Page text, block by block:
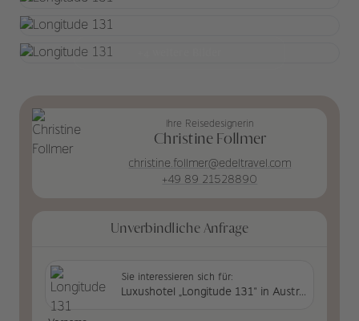
Ihre Reisedesignerin
Christine Follmer
christine.follmer@edeltravel.com
+49 89 21528890
Unverbindliche Anfrage
Sie interessieren sich für:
Luxushotel „Longitude 131“ in Australien